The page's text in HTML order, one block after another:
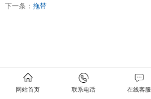
下一条： 拖带
网站首页 联系电话 在线客服